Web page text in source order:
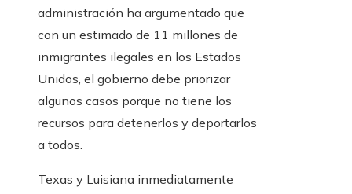
administración ha argumentado que
con un estimado de 11 millones de
inmigrantes ilegales en los Estados
Unidos, el gobierno debe priorizar
algunos casos porque no tiene los
recursos para detenerlos y deportarlos
a todos.
Texas y Luisiana inmediatamente